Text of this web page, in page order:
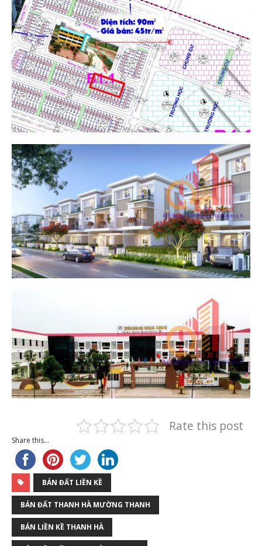
Rate this post
Share this...
BÁN ĐẤT LIỀN KỀ
BÁN ĐẤT THANH HÀ MƯỜNG THANH
BÁN LIỀN KỀ THANH HÀ